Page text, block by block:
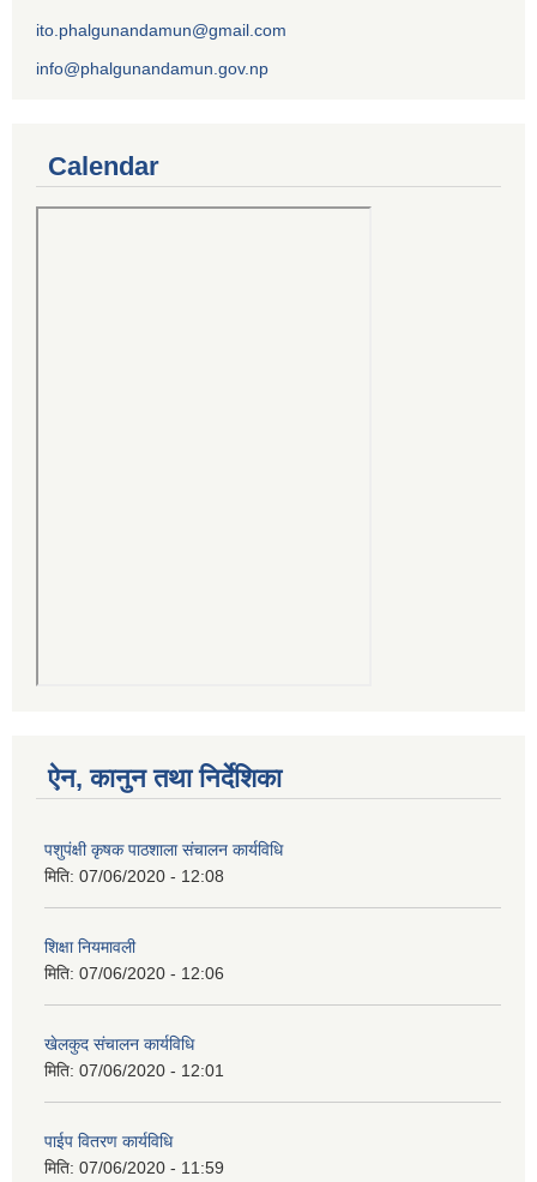
ito.phalgunandamun@gmail.com
info@phalgunandamun.gov.np
Calendar
ऐन, कानुन तथा निर्देशिका
पशुपंक्षी कृषक पाठशाला संचालन कार्यविधि
मिति: 07/06/2020 - 12:08
शिक्षा नियमावली
मिति: 07/06/2020 - 12:06
खेलकुद संचालन कार्यविधि
मिति: 07/06/2020 - 12:01
पाईप वितरण कार्यविधि
मिति: 07/06/2020 - 11:59